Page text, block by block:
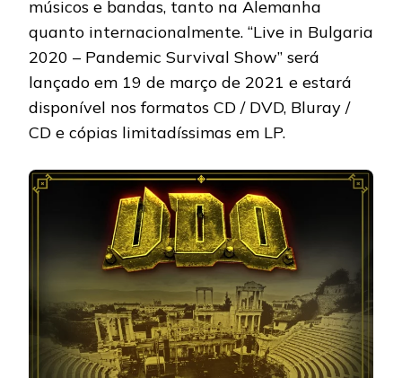
músicos e bandas, tanto na Alemanha
quanto internacionalmente. “Live in Bulgaria
2020 – Pandemic Survival Show” será
lançado em 19 de março de 2021 e estará
disponível nos formatos CD / DVD, Bluray /
CD e cópias limitadíssimas em LP.